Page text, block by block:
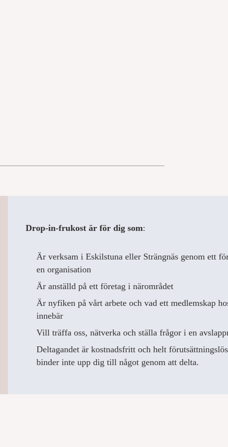
Drop-in-frukost är för dig som:
Är verksam i Eskilstuna eller Strängnäs genom ett
en organisation
Är anställd på ett företag i närområdet
Är nyfiken på vårt arbete och vad ett medlemskap
innebär
Vill träffa oss, nätverka och ställa frågor i en
Deltagandet är kostnadsfritt och helt
binder inte upp dig till något genom att delta.